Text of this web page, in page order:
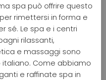
spa può offrire questo
rimettersi in forma e
sé. Le spa e i centri
rilassanti,
e massaggi sono
italiano. Come abbiamo
e raffinate spa in